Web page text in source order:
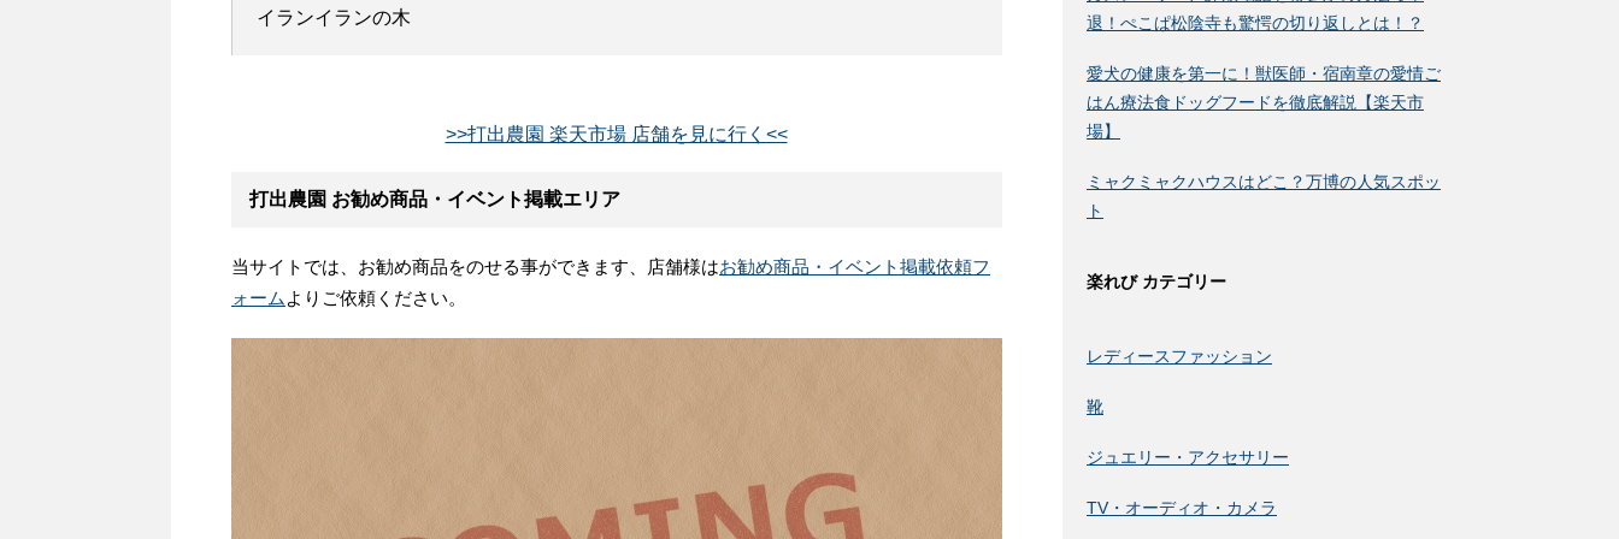
イランイランの木
>>打出農園 楽天市場 店舗を見に行く<<
打出農園 お勧め商品・イベント掲載エリア
当サイトでは、お勧め商品をのせる事ができます、店舗様はお勧め商品・イベント掲載依頼フ
ォーム よりご依頼ください。
退！ぺこぱ松陰寺も驚愕の切り返しとは！？
愛犬の健康を第一に！獣医師・宿南章の愛情ご
はん療法食ドッグフードを徹底解説【楽天市
場】
ミャクミャクハウスはどこ？万博の人気スポッ
ト
楽れび カテゴリー
レディースファッション
靴
ジュエリー・アクセサリー
TV・オーディオ・カメラ